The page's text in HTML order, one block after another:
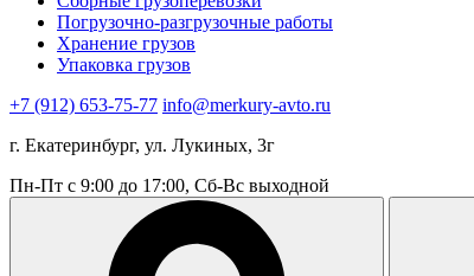
Погрузочно-разгрузочные работы
Хранение грузов
Упаковка грузов
+7 (912) 653-75-77 info@merkury-avto.ru
г. Екатеринбург, ул. Лукиных, 3г
Пн-Пт с 9:00 до 17:00, Сб-Вс выходной